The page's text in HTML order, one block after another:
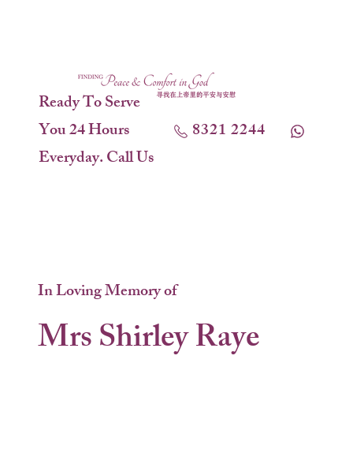
Ready To Serve
You 24 Hours
Everyday. Call Us
8321 2244
In Loving Memory of
Mrs Shirley Raye